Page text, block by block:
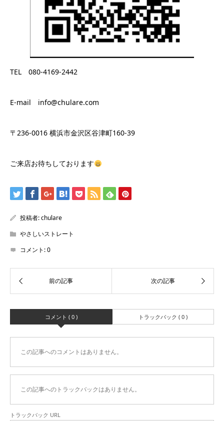
TEL 080-4169-2442
E-mail info@chulare.com
〒236-0016 横浜市金沢区谷津町160-39
ご来店お待ちしております
投稿者:chulare
やさしいストレート
コメント:0
コメント ( 0 ) トラックバック ( 0 )
この記事へのコメントはありません。
この記事へのトラックバックはありません。
トラックバック URL